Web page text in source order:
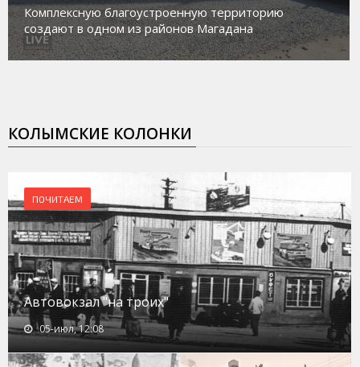
Комплексную благоустроенную территорию
создают в одном из районов Магадана
КОЛЫМСКИЕ КОЛОНКИ
ПОЧИТАЕМ
Автовокзал "на троих"
05-июл, 12:08